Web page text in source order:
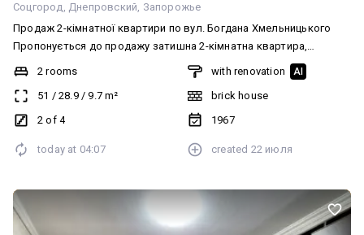
Соцгород Днепровский Запорожье
Продаж 2-кімнатної квартири по вул. Богдана Хмельницького
Пропонується до продажу затишна 2-кімнатна квартира,
розташована на комфортному 2 поверсі 4-поверхового будинку.
ремонт. Квартира перепланована, що робить простір більш
функціональним та комфортним. Суміжний санвузол. Натяжна
Електроплита Квартира готова до проживання та не потребує
домовитися про перегляд! Агентство нерухомості «Асторія»
2 rooms
51 / 28.9/9.7m²
2 of 4
with renovation AI
brick house
1967
today at 04:07 created 22 июля